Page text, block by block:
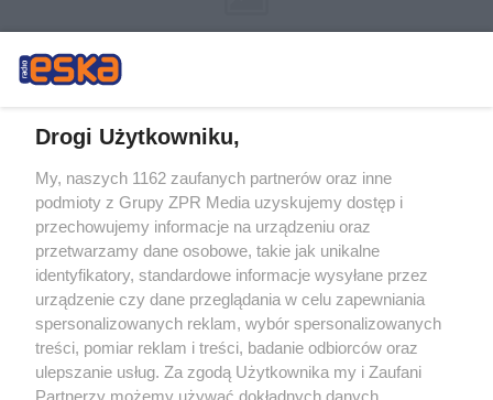
Żaden utwór zamieszczony w serwisie nie może być powielany i
rozpowszechniany lub dalej rozpowszechniany w jakikolwiek sposób (w
tym także elektroniczny lub mechaniczny) na jakimkolwiek polu
eksploatacji w jakiejkolwiek formie, włącznie z umieszczaniem w Internecie
bez pisemnej zgody właściciela praw. Jakiekolwiek użycie lub
wykorzystanie utworów w całości lub w części z naruszeniem prawa, tzn.
bez właściwej zgody, jest zabronione pod groźbą kary i może być ścigane
prawnie.
Drogi Użytkowniku,
My, naszych 1162 zaufanych partnerów oraz inne
podmioty z Grupy ZPR Media uzyskujemy dostęp i
przechowujemy informacje na urządzeniu oraz
przetwarzamy dane osobowe, takie jak unikalne
identyfikatory, standardowe informacje wysyłane przez
urządzenie czy dane przeglądania w celu zapewniania
spersonalizowanych reklam, wybór spersonalizowanych
treści, pomiar reklam i treści, badanie odbiorców oraz
ulepszanie usług. Za zgodą Użytkownika my i Zaufani
Partnerzy możemy używać dokładnych danych